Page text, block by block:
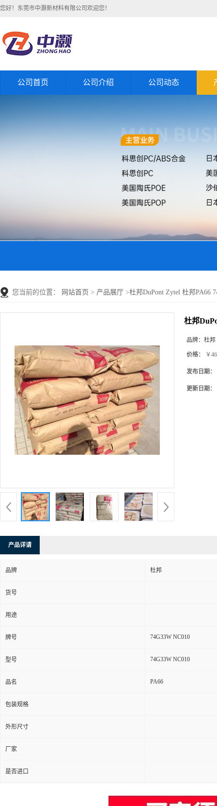
您好！东莞市中灏新材料有限公司欢迎您！
公司首页 公司介绍 公司动态
您当前的位置： 网站首页 > 产品展厅 >杜邦DuPont Zytel 杜邦PA66
杜邦
品牌： 杜邦
价格： ￥
发布日期：
更新日期：
产品详请
品牌 杜邦
货号
用途
牌号 74G33W NC010
型号 74G33W NC010
品名 PA66
包装规格
外形尺寸
厂家
是否进口